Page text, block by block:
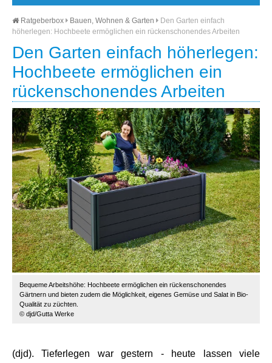
Ratgeberbox Bauen, Wohnen & Garten
Den Garten einfach
höherlegen: Hochbeete ermöglichen ein rückenschonendes Arbeiten
Den Garten einfach höherlegen:
Hochbeete ermöglichen ein
rückenschonendes Arbeiten
Bequeme Arbeitshöhe: Hochbeete ermöglichen ein rückenschonendes
Gärtnern und bieten zudem die Möglichkeit, eigenes Gemüse und Salat in Bio-
Qualität zu züchten.
© djd/Gutta Werke
(djd). Tieferlegen war gestern - heute lassen viele